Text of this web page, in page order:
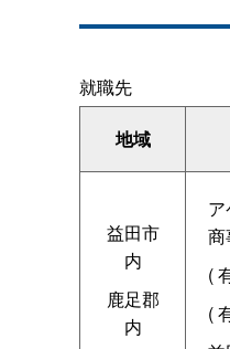
就職先
地域
益田市
内
鹿足郡
内
ア
商
(
(